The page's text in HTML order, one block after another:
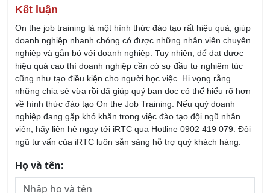
Kết luận
On the job training là một hình thức đào tạo rất hiệu quả, giúp
doanh nghiệp nhanh chóng có được những nhân viên chuyên
nghiệp và gắn bó với doanh nghiệp. Tuy nhiên, để đạt được
hiệu quả cao thì doanh nghiệp cần có sự đầu tư nghiêm túc
cũng như tạo điều kiện cho người học việc. Hi vọng rằng
những chia sẻ vừa rồi đã giúp quý bạn đọc có thể hiểu rõ hơn
về hình thức đào tạo On the Job Training. Nếu quý doanh
nghiệp đang gặp khó khăn trong việc đào tạo đội ngũ nhân
viên, hãy liên hệ ngay tới iRTC qua Hotline 0902 419 079. Đội
ngũ tư vấn của iRTC luôn sẵn sàng hỗ trợ quý khách hàng.
Họ và tên: